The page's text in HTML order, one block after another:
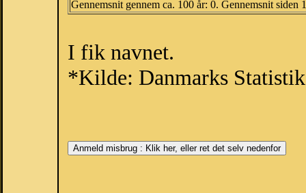
Gennemsnit gennem ca. 100 år: 0. Gennemsnit siden
I fik navnet.
*Kilde: Danmarks Statistik